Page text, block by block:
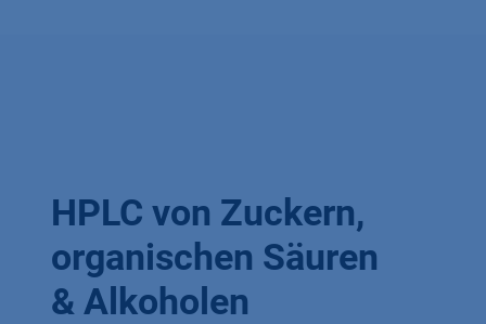
HPLC von Zuckern,
organischen Säuren
& Alkoholen